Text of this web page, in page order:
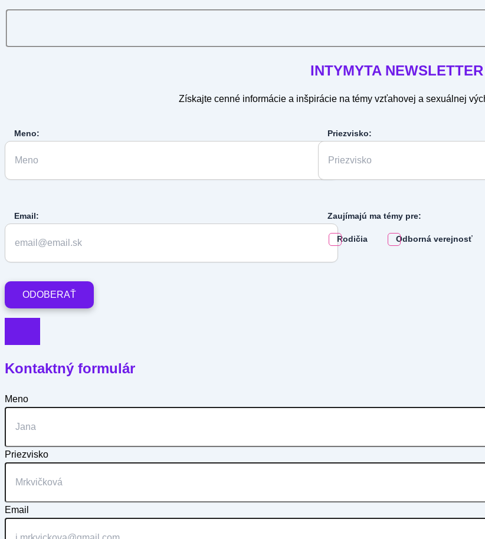
INTYMYTA NEWSLETTER
Získajte cenné informácie a inšpirácie na témy vzťahovej a sexuálnej
Meno: Priezvisko:
Email: Zaujímajú ma témy pre:
Rodičia Odborná verejnosť
Kontaktný formulár
Meno
Priezvisko
Email